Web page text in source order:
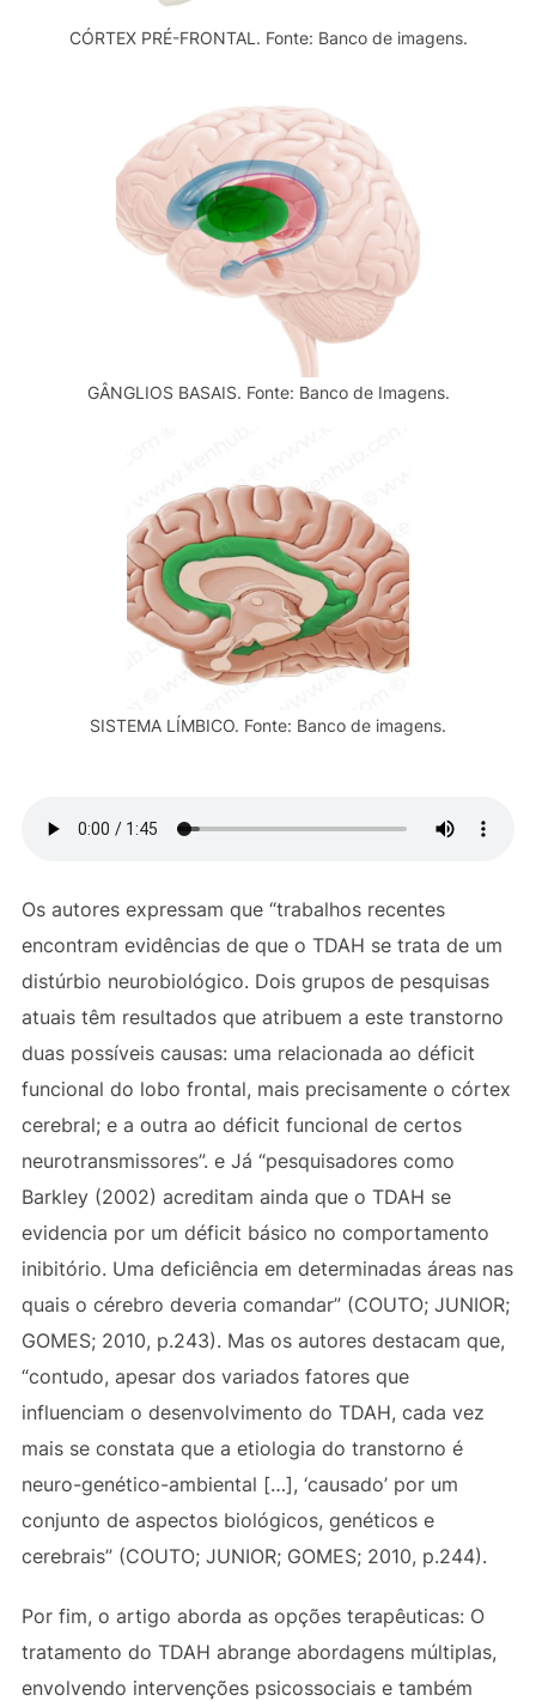
CÓRTEX PRÉ-FRONTAL. Fonte: Banco de imagens.
GÂNGLIOS BASAIS. Fonte: Banco de Imagens.
SISTEMA LÍMBICO. Fonte: Banco de imagens.
Os autores expressam que “trabalhos recentes
encontram evidências de que o TDAH se trata de um
distúrbio neurobiológico. Dois grupos de pesquisas
atuais têm resultados que atribuem a este transtorno
duas possíveis causas: uma relacionada ao déficit
funcional do lobo frontal, mais precisamente o córtex
cerebral; e a outra ao déficit funcional de certos
neurotransmissores”. e Já “pesquisadores como
Barkley (2002) acreditam ainda que o TDAH se
evidencia por um déficit básico no comportamento
inibitório. Uma deficiência em determinadas áreas nas
quais o cérebro deveria comandar” (COUTO; JUNIOR;
GOMES; 2010, p.243). Mas os autores destacam que,
“contudo, apesar dos variados fatores que
influenciam o desenvolvimento do TDAH, cada vez
mais se constata que a etiologia do transtorno é
neuro-genético-ambiental […], ‘causado’ por um
conjunto de aspectos biológicos, genéticos e
cerebrais” (COUTO; JUNIOR; GOMES; 2010, p.244).
Por fim, o artigo aborda as opções terapêuticas: O
tratamento do TDAH abrange abordagens múltiplas,
envolvendo intervenções psicossociais e também